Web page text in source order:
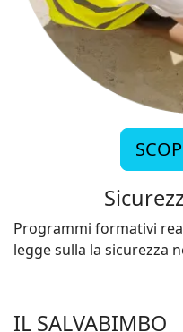
Programmi formativi
legge sulla la sicurezza
IL SALVABIMBO